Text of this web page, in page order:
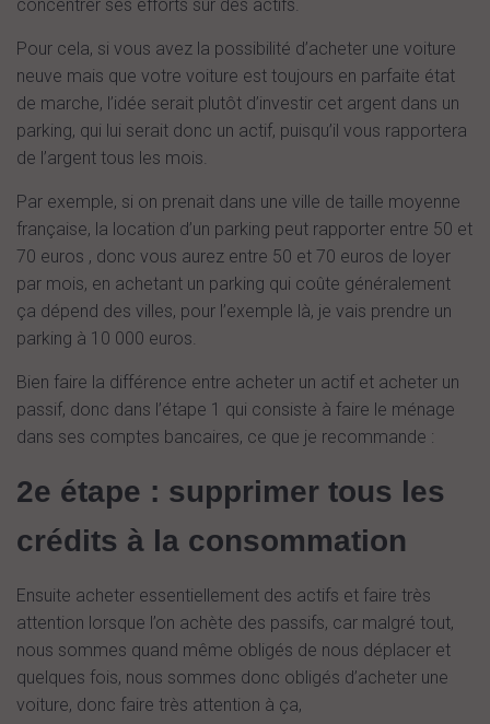
concentrer ses efforts sur des actifs.
Pour cela, si vous avez la possibilité d’acheter une voiture
neuve mais que votre voiture est toujours en parfaite état
de marche, l’idée serait plutôt d’investir cet argent dans un
parking, qui lui serait donc un actif, puisqu’il vous rapportera
de l’argent tous les mois.
Par exemple, si on prenait dans une ville de taille moyenne
française, la location d’un parking peut rapporter entre 50 et
70 euros , donc vous aurez entre 50 et 70 euros de loyer
par mois, en achetant un parking qui coûte généralement
ça dépend des villes, pour l’exemple là, je vais prendre un
parking à 10 000 euros.
Bien faire la différence entre acheter un actif et acheter un
passif, donc dans l’étape 1 qui consiste à faire le ménage
dans ses comptes bancaires, ce que je recommande :
2e étape : supprimer tous les
crédits à la consommation
Ensuite acheter essentiellement des actifs et faire très
attention lorsque l’on achète des passifs, car malgré tout,
nous sommes quand même obligés de nous déplacer et
quelques fois, nous sommes donc obligés d’acheter une
voiture, donc faire très attention à ça,